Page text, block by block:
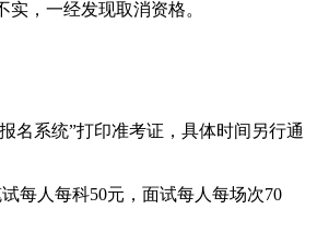
，一经发现取消资格。
名系统”打印准考证，具体时间另行通
每人每科50元，面试每人每场次70